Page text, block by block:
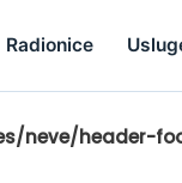
Radionice
header-